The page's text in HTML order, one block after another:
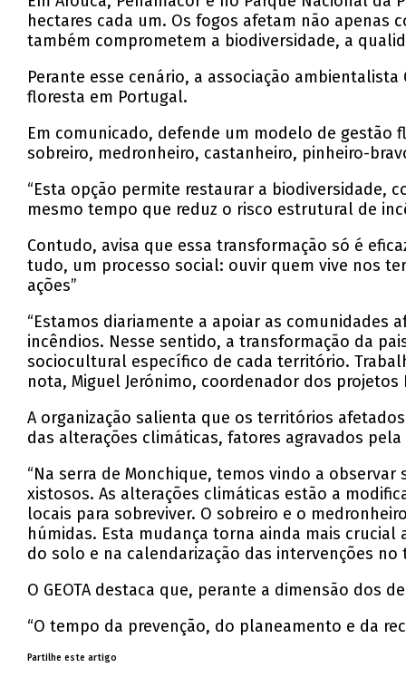
hectares cada um. Os fogos afetam não apenas
também comprometem a biodiversidade, a
Perante esse cenário, a associação
floresta em Portugal.
Em comunicado, defende um modelo de
sobreiro, medronheiro, castanheiro, pinheiro-
“Esta opção permite restaurar a biodiversidade,
mesmo tempo que reduz o risco estrutural de
Contudo, avisa que essa transformação só é
tudo, um processo social: ouvir quem vive nos
ações”
“Estamos diariamente a apoiar as comunidades
incêndios. Nesse sentido, a transformação da
sociocultural específico de cada território.
nota, Miguel Jerónimo, coordenador dos projetos
A organização salienta que os territórios
das alterações climáticas, fatores agravados
“Na serra de Monchique, temos vindo a
xistosos. As alterações climáticas estão a
locais para sobreviver. O sobreiro e o
húmidas. Esta mudança torna ainda mais
do solo e na calendarização das intervenções no
O GEOTA destaca que, perante a dimensão dos
“O tempo da prevenção, do planeamento e da
Partilhe este artigo